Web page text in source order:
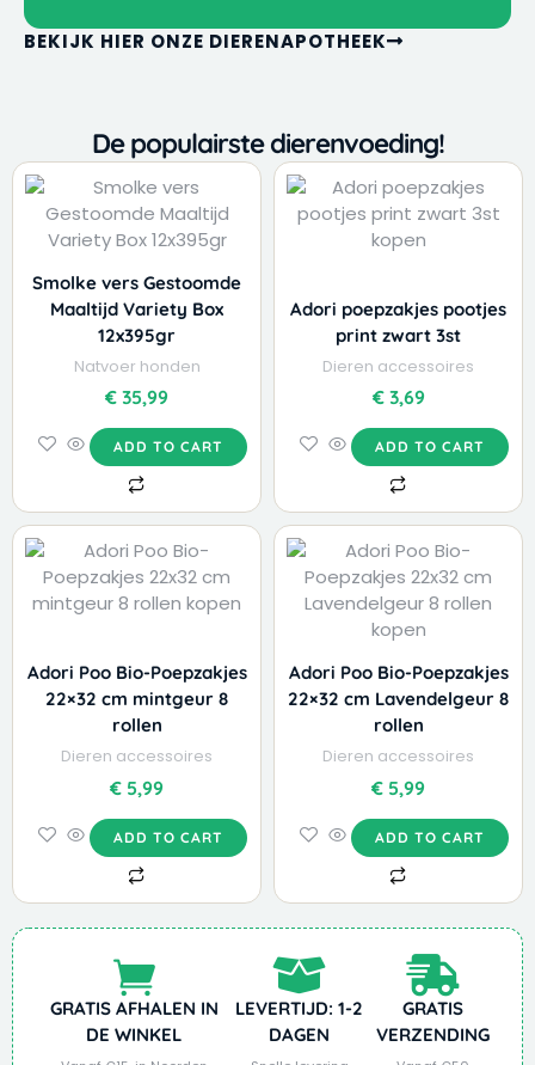
BEKIJK HIER ONZE DIERENAPOTHEEK
De populairste dierenvoeding!
Smolke vers Gestoomde
Maaltijd Variety Box
12x395gr
Natvoer honden
€ 35,99
ADD TO CART
Adori poepzakjes pootjes
print zwart 3st
Dieren accessoires
€3,69
ADD TO CART
Adori Poo Bio-Poepzakjes
22×32 cm mintgeur 8
rollen
Dieren accessoires
€ 5,99
ADD TO CART
Adori Poo Bio-Poepzakjes
22×32 cm Lavendelgeur 8
rollen
Dieren accessoires
€ 5,99
ADD TO CART
GRATIS AFHALEN IN
DE WINKEL
LEVERTIJD: 1-2
DAGEN
GRATIS
VERZENDING